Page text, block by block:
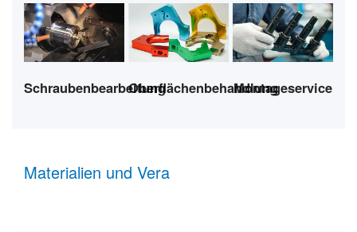
SchraubenbearbeitungOberflächenbehandlungMontageservice
Materialien und Vera